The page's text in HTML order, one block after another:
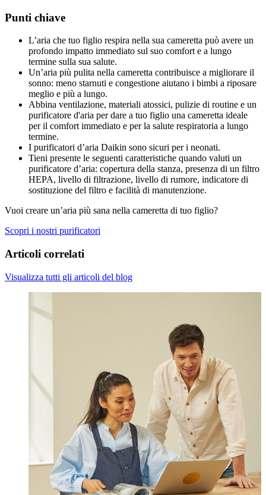
Punti chiave
L’aria che tuo figlio respira nella sua cameretta può avere un
profondo impatto immediato sul suo comfort e a lungo
termine sulla sua salute.
Un’aria più pulita nella cameretta contribuisce a migliorare il
sonno: meno starnuti e congestione aiutano i bimbi a riposare
meglio e più a lungo.
Abbina ventilazione, materiali atossici, pulizie di routine e un
purificatore d'aria per dare a tuo figlio una cameretta ideale
per il comfort immediato e per la salute respiratoria a lungo
termine.
I purificatori d’aria Daikin sono sicuri per i neonati.
Tieni presente le seguenti caratteristiche quando valuti un
purificatore d’aria: copertura della stanza, presenza di un filtro
HEPA, livello di filtrazione, livello di rumore, indicatore di
sostituzione del filtro e facilità di manutenzione.
Vuoi creare un’aria più sana nella cameretta di tuo figlio?
Scopri i nostri purificatori
Articoli correlati
Visualizza tutti gli articoli del blog